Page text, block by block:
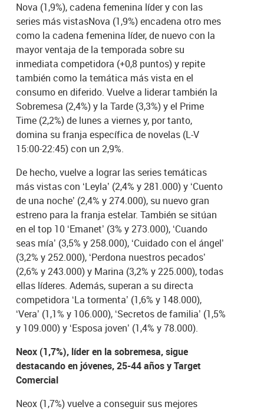
Nova (1,9%), cadena femenina líder y con las
series más vistasNova (1,9%) encadena otro mes
como la cadena femenina líder, de nuevo con la
mayor ventaja de la temporada sobre su
inmediata competidora (+0,8 puntos) y repite
también como la temática más vista en el
consumo en diferido. Vuelve a liderar también la
Sobremesa (2,4%) y la Tarde (3,3%) y el Prime
Time (2,2%) de lunes a viernes y, por tanto,
domina su franja específica de novelas (L-V
15:00-22:45) con un 2,9%.
De hecho, vuelve a lograr las series temáticas
más vistas con ‘Leyla’ (2,4% y 281.000) y ‘Cuento
de una noche’ (2,4% y 274.000), su nuevo gran
estreno para la franja estelar. También se sitúan
en el top 10 ‘Emanet’ (3% y 273.000), ‘Cuando
seas mía’ (3,5% y 258.000), ‘Cuidado con el ángel’
(3,2% y 252.000), ‘Perdona nuestros pecados’
(2,6% y 243.000) y Marina (3,2% y 225.000), todas
ellas líderes. Además, superan a su directa
competidora ‘La tormenta’ (1,6% y 148.000),
‘Vera’ (1,1% y 106.000), ‘Secretos de familia’ (1,5%
y 109.000) y ‘Esposa joven’ (1,4% y 78.000).
Neox (1,7%), líder en la sobremesa, sigue
destacando en jóvenes, 25-44 años y Target
Comercial
Neox (1,7%) vuelve a conseguir sus mejores